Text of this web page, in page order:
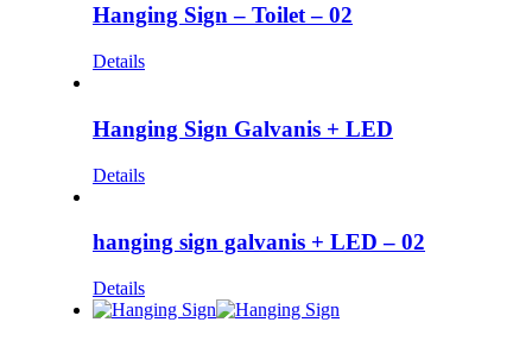
Hanging Sign – Toilet – 02
Details
Hanging Sign Galvanis + LED
Details
hanging sign galvanis + LED – 02
Details